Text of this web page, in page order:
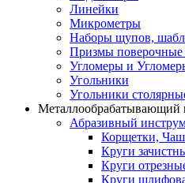
Линейки
Микрометры
Наборы щупов,
Призмы поверочные
Угломеры и
Угольники
Угольники
Металлообрабатывающий
Абразивный
Корщетки,
Круги
Круги
Круги